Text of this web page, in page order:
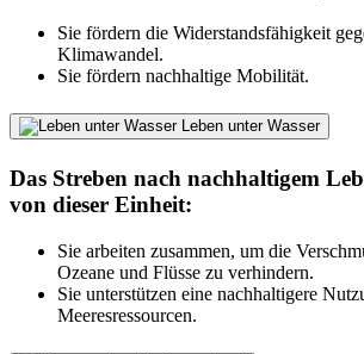
Sie fördern die Widerstandsfähigkeit
Klimawandel.
Sie fördern nachhaltige Mobilität.
Leben unter Wasser
Das Streben nach nachhaltigem
von dieser Einheit:
Sie arbeiten zusammen, um die
Ozeane und Flüsse zu verhindern.
Sie unterstützen eine nachhaltigere
Meeresressourcen.